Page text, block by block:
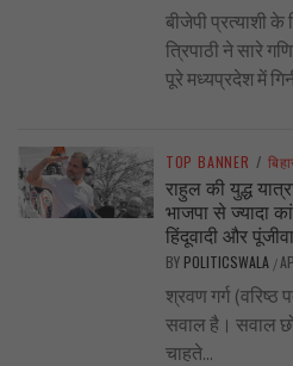
बीजेपी प्रत्याशी
त्रिपाठी ने सारे
पूरे मध्यप्रदेश में
TOP BANNER /
राहुल की युद्ध
भाजपा से ज्यादा
हिंदूवादी और
BY POLITICSWALA /
श्रवण गर्ग (वरिष्ठ
सवाल है। सवाल
चाहते...